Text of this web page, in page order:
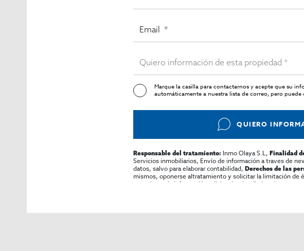
Marque la casilla para contactarnos y acepte que su
automáticamente a nuestra lista de correo, pero
QUIERO
Responsable del tratamiento: Inmo Olaya S.L, Finalidad
Servicios inmobiliarios, Envío de información a traves de
datos, salvo para elaborar contabilidad, Derechos de las
mismos, oponerse altratamiento y solicitar la limitación de
consultarse la información adicional y detallada sobre